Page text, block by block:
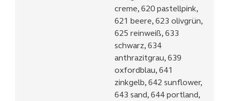
creme, 620 pastellpink,
621 beere, 623 olivgrün,
625 reinweiß, 633
schwarz, 634
anthrazitgrau, 639
oxfordblau, 641
zinkgelb, 642 sunflower,
643 sand, 644 portland,